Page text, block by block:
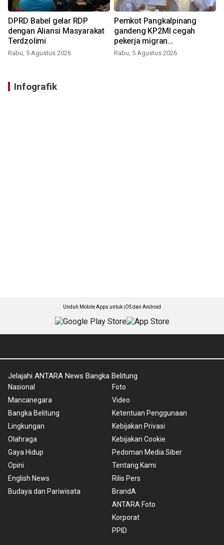
DPRD Babel gelar RDP
dengan Aliansi Masyarakat
Terdzolimi
Rabu, 5 Agustus 2026
Pemkot Pangkalpinang
gandeng KP2MI cegah
pekerja migran
nonprosedural
Rabu, 5 Agustus 2026
Infografik
Unduh Mobile Apps untuk iOS dan Android
Jelajahi ANTARA News Bangka Belitung
Nasional
Mancanegara
Bangka Belitung
Lingkungan
Olahraga
Gaya Hidup
Opini
English News
Budaya dan Pariwisata
Foto
Video
Ketentuan Penggunaan
Kebijakan Privasi
Kebijakan Cookie
Pedoman Media Siber
Tentang Kami
Rilis Pers
BrandA
ANTARA Foto
Korporat
PPID